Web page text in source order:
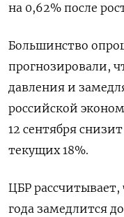
на 0,62% после
Большинство
прогнозировали,
давления и
российской
12 сентября
текущих 18%.
ЦБР рассчитывает,
года замедлится